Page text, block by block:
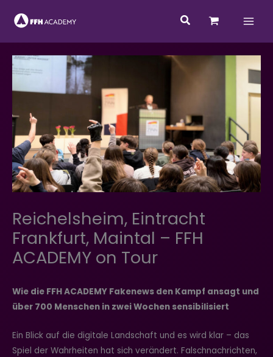
Inhalt
Suchen
Reichelsheim, Eintracht
Frankfurt, Maintal – FFH
ACADEMY on Tour
Wie die FFH ACADEMY Fakenews den Kampf ansagt und
über 700 Menschen in zwei Wochen sensibilisiert
Ein Blick auf die digitale Landschaft und es wird klar – das
Spiel der Wahrheiten hat sich verändert. Falschnachrichten,